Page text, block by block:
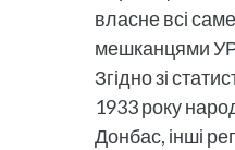
власне всі
мешканцями
Згідно зі
1933 року
Донбас, інші